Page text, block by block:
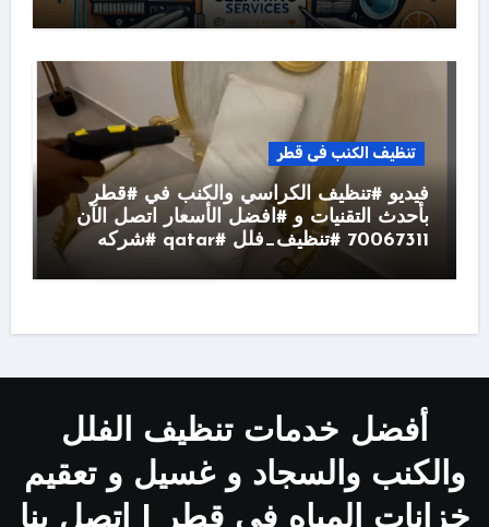
تنظيف الكنب فى قطر
فيديو #تنظيف الكراسي والكنب في #قطر
بأحدث التقنيات و #افضل الأسعار اتصل الآن
70067311 #تنظيف_فلل #qatar #شركه
أفضل خدمات تنظيف الفلل
والكنب والسجاد و غسيل و تعقيم
خزانات المياه في قطر | اتصل بنا